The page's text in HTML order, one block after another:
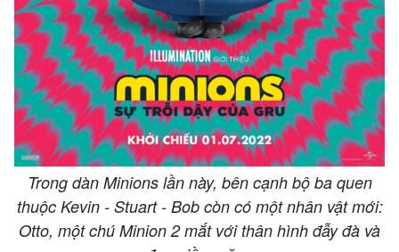
Trong dàn Minions lần này, bên cạnh bộ ba quen
thuộc Kevin - Stuart - Bob còn có một nhân vật mới:
Otto, một chú Minion 2 mắt với thân hình đẫy đà và